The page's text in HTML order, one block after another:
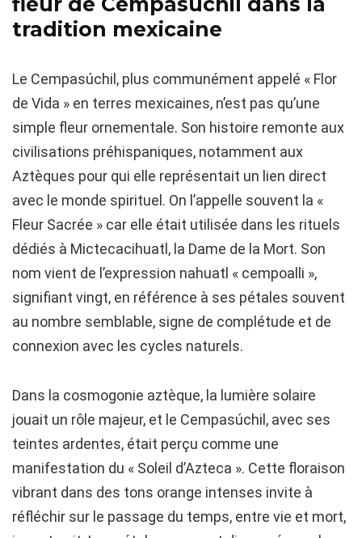
tradition mexicaine
Le Cempasúchil, plus communément appelé « Flor
de Vida » en terres mexicaines, n’est pas qu’une
simple fleur ornementale. Son histoire remonte aux
civilisations préhispaniques, notamment aux
Aztèques pour qui elle représentait un lien direct
avec le monde spirituel. On l’appelle souvent la «
Fleur Sacrée » car elle était utilisée dans les rituels
dédiés à Mictecacihuatl, la Dame de la Mort. Son
nom vient de l’expression nahuatl « cempoalli »,
signifiant vingt, en référence à ses pétales souvent
au nombre semblable, signe de complétude et de
connexion avec les cycles naturels.
Dans la cosmogonie aztèque, la lumière solaire
jouait un rôle majeur, et le Cempasúchil, avec ses
teintes ardentes, était perçu comme une
manifestation du « Soleil d’Azteca ». Cette floraison
vibrant dans des tons orange intenses invite à
réfléchir sur le passage du temps, entre vie et mort,